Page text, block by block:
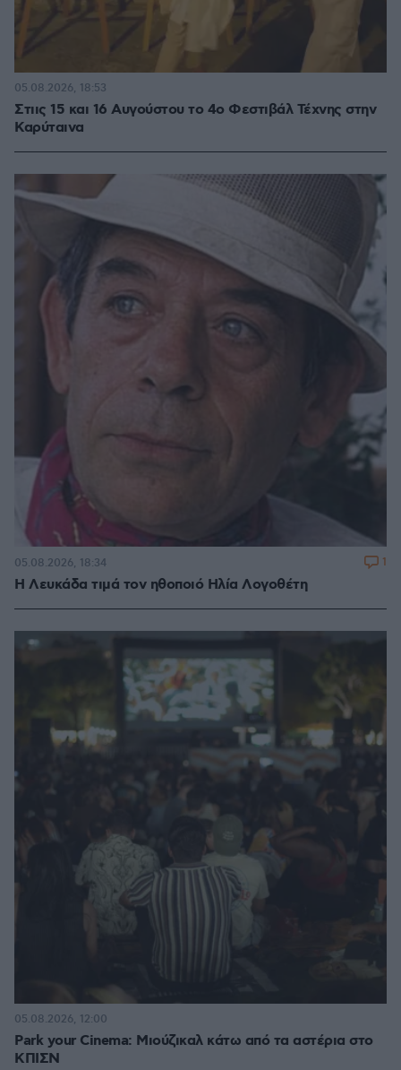
Στιις 15 και 16 Αυγούστου το 4ο Φεστιβάλ Τέχνης στην
Καρύταινα
05.08.2026, 18:53
Η Λευκάδα τιμά τον ηθοποιό Ηλία Λογοθέτη
05.08.2026, 18:34 1
Park your Cinema: Μιούζικαλ κάτω από τα αστέρια στο
ΚΠΙΣΝ
05.08.2026, 12:00